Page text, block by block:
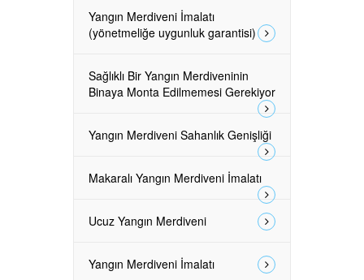
Yangın Merdiveni İmalatı
(yönetmeliğe uygunluk garantisi)
Sağlıklı Bir Yangın Merdiveninin
Binaya Monta Edilmemesi Gerekiyor
Yangın Merdiveni Sahanlık Genişliği
Makaralı Yangın Merdiveni İmalatı
Ucuz Yangın Merdiveni
Yangın Merdiveni İmalatı